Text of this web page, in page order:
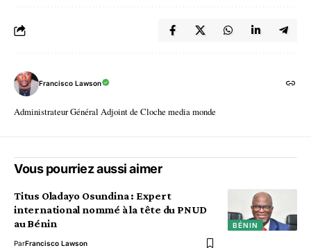
Francisco Lawson
Administrateur Général Adjoint de Cloche media monde
Vous pourriez aussi aimer
BÉNIN
Titus Oladayo Osundina : Expert
international nommé à la tête du PNUD
au Bénin
ParFrancisco Lawson